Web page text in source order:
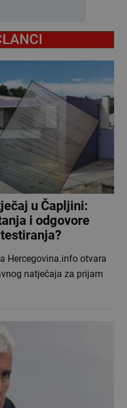
u Čapljini:
i odgovore
Hercegovina.info otvara
natječaja za prijam